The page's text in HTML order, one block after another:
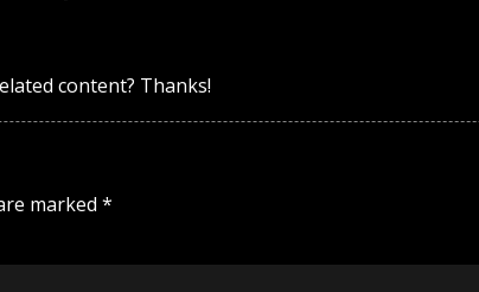
content? Thanks!
marked *